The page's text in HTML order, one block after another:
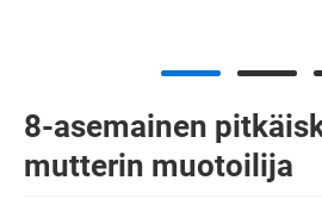
8-asemainen
mutterin muotoilija